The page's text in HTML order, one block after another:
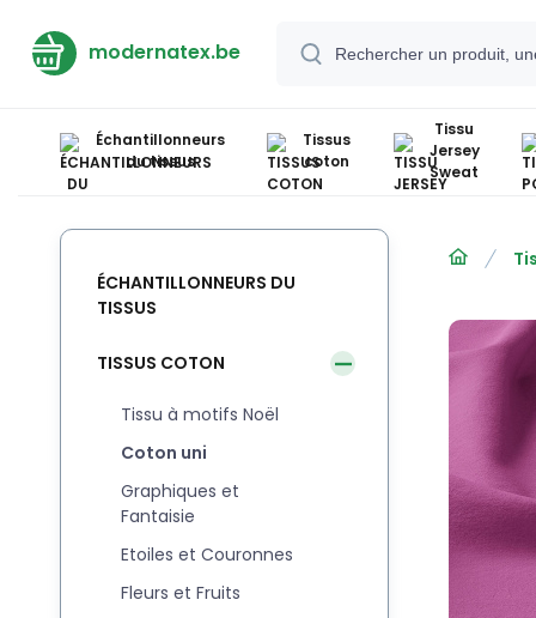
modernatex.be
Échantillonneurs
du tissus
Tissus
coton
Tissu
Jersey
Sweat
ÉCHANTILLONNEURS DU
TISSUS
TISSUS COTON
Tissu à motifs Noël
Coton uni
Graphiques et
Fantaisie
Etoiles et Couronnes
Fleurs et Fruits